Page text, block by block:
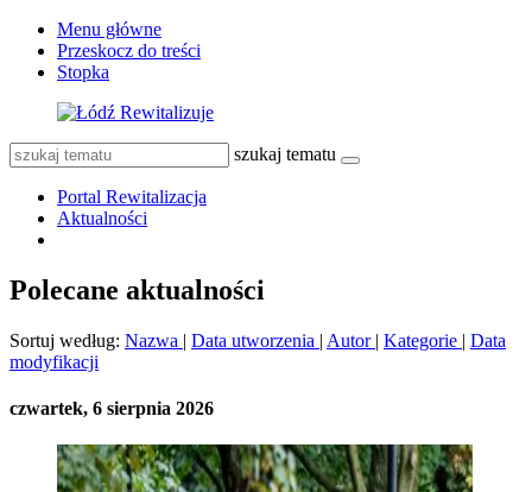
Menu główne
Przeskocz do treści
Stopka
szukaj tematu
Portal Rewitalizacja
Aktualności
Polecane aktualności
Sortuj według: Nazwa | Data utworzenia | Autor | Kategorie | Data
modyfikacji
czwartek, 6 sierpnia 2026